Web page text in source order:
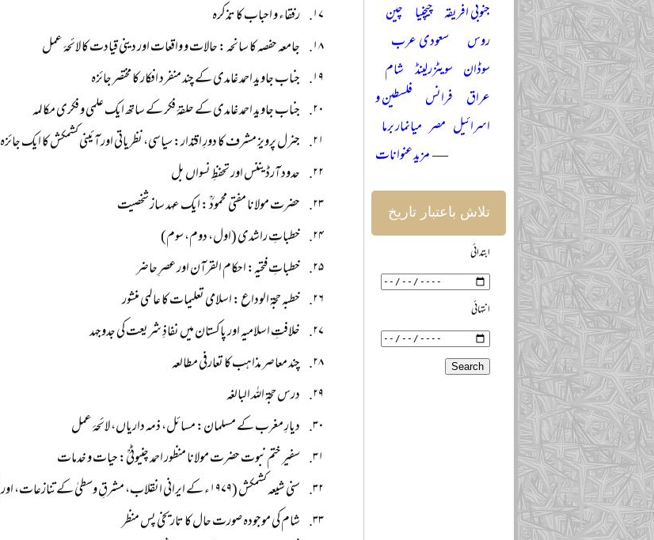
رفقاء و احباب کا تذکرہ
جامعہ حفصہ کا سانحہ : حالات و واقعات اور دینی قیادت کا لائحۂ عمل
جناب جاوید احمد غامدی کے چند منفرد افکار کا مختصر جائزہ
جناب جاوید احمد غامدی کے حلقۂ فکر کے ساتھ ایک علمی و فکری مکالمہ
جنرل پرویز مشرف کا دورِ اقتدار: سیاسی، نظریاتی اور آئینی کشمکش کا ایک جائزہ
حدود آرڈیننس اور تحفظِ نسواں بل
حضرت مولانا مفتی محمودؒ : ایک عہد ساز شخصیت
خطباتِ راشدی (اول، دوم، سوم)
خطباتِ فتحیہ: احکام القرآن اور عصرِ حاضر
خطبہ حجۃ الوداع : اسلامی تعلیمات کا عالمی منشور
خلافتِ اسلامیہ اور پاکستان میں نفاذِ شریعت کی جدوجہد
چند معاصر مذاہب کا تعارفی مطالعہ
درس حجۃ اللہ البالغہ
دیارِ مغرب کے مسلمان: مسائل، ذمہ داریاں، لائحۂ عمل
سفیر ختم نبوت حضرت مولانا منظور احمد چنیوٹیؒ: حیات و خدمات
سنی شیعہ کشمکش (۱۹۷۹ء کے ایرانی انقلاب، مشرقِ وسطیٰ کے تنازعات، اور پاکستان کے داخلی حالات کے تناظر میں)
شام کی موجودہ صورت حال کا تاریخی پس منظر
جنوبی افریقہ چیچنیا چین
روس
سعودی عرب
سوڈان سویٹزرلینڈ شام
عراق فرانس فلسطین و
اسرائیل مصر میانمار برما
— مزید عنوانات
تلاش باعتبار تاریخ
ابتدائی
انتہائی